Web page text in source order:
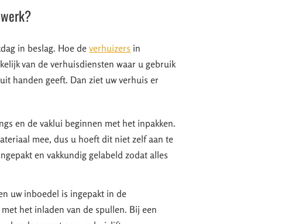
in beslag. Hoe deverhuizers in
van de verhuisdiensten waar u gebruik
handen geeft. Dan ziet uw verhuis er
en de vaklui beginnen met het inpakken.
mee, dus u hoeft dit niet zelf aan te
en vakkundig gelabeld zodat alles
uw inboedel is ingepakt in de
het inladen van de spullen. Bij een